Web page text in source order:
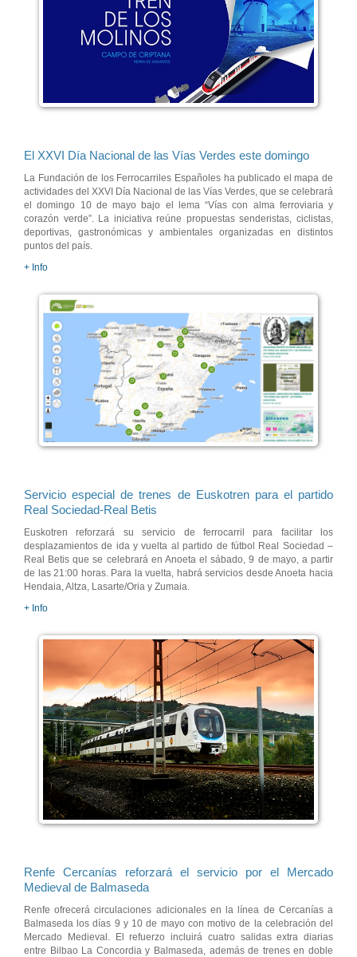
El XXVI Día Nacional de las Vías Verdes este domingo
La Fundación de los Ferrocarriles Españoles ha publicado el mapa de
actividades del XXVI Día Nacional de las Vías Verdes, que se celebrará
el domingo 10 de mayo bajo el lema “Vías con alma ferroviaria y
corazón verde”. La iniciativa reúne propuestas senderistas, ciclistas,
deportivas, gastronómicas y ambientales organizadas en distintos
puntos del país.
+ Info
Servicio especial de trenes de Euskotren para el partido
Real Sociedad-Real Betis
Euskotren reforzará su servicio de ferrocarril para facilitar los
desplazamientos de ida y vuelta al partido de fútbol Real Sociedad –
Real Betis que se celebrará en Anoeta el sábado, 9 de mayo, a partir
de las 21:00 horas. Para la vuelta, habrá servicios desde Anoeta hacia
Hendaia, Altza, Lasarte/Oria y Zumaia.
+ Info
Renfe Cercanías reforzará el servicio por el Mercado
Medieval de Balmaseda
Renfe ofrecerá circulaciones adicionales en la línea de Cercanías a
Balmaseda los días 9 y 10 de mayo con motivo de la celebración del
Mercado Medieval. El refuerzo incluirá cuatro salidas extra diarias
entre Bilbao La Concordia y Balmaseda, además de trenes en doble